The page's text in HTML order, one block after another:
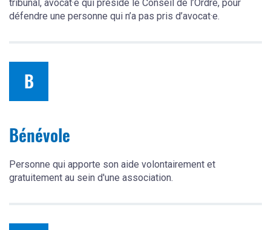
tribunal, avocat·e qui préside le Conseil de l’Ordre, pour
défendre une personne qui n’a pas pris d’avocat·e.
B
Bénévole
Personne qui apporte son aide volontairement et
gratuitement au sein d'une association.